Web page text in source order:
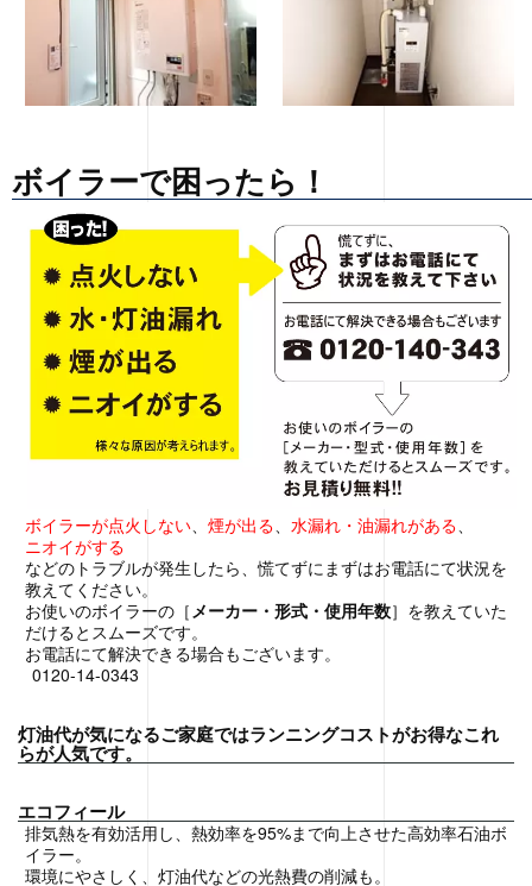
ボイラーで困ったら！
ボイラーが点火しない 煙が出る 水漏れ・油漏れがある
ニオイがする
などのトラブルが発生したら、慌てずにまずはお電話にて状況を
教えてください。
お使いのボイラーの［ メーカー・形式・使用年数］を教えていた
だけるとスムーズです。
お電話にて解決できる場合もございます。
0120-14-0343
灯油代が気になるご家庭ではランニングコストがお得なこれ
らが人気です。
エコフィール
排気熱を有効活用し、熱効率を95%まで向上させた高効率石油ボ
イラー。
環境にやさしく、灯油代などの光熱費の削減も。